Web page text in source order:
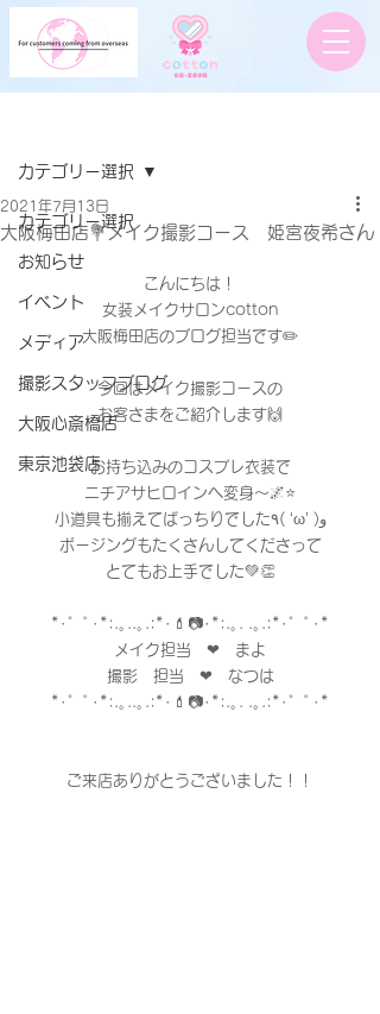
カテゴリー選択
お知らせ
イベント
メディア
撮影スタッフブログ
大阪心斎橋店
東京池袋店
カテゴリー選択
大阪梅田店💐メイク撮影コース 姫宮夜希さん
2021年7月13日
こんにちは！
女装メイクサロンcotton
大阪梅田店のブログ担当です✏️
今回はメイク撮影コースの
お客さまをご紹介します🙌
お持ち込みのコスプレ衣装で
ニチアサヒロインへ変身〜🌌⭐️
小道具も揃えてばっちりでした٩( ‘ω’ )و
ポージングもたくさんしてくださって
とてもお上手でした💚👏
*･゜ﾟ･*:.｡..｡.:*･💄📷･*:.｡. .｡.:*･゜ﾟ･*
メイク担当　❤︎　まよ
撮影　担当　❤︎　なつは
*･゜ﾟ･*:.｡..｡.:*･💄📷･*:.｡. .｡.:*･゜ﾟ･*
ご来店ありがとうございました！！